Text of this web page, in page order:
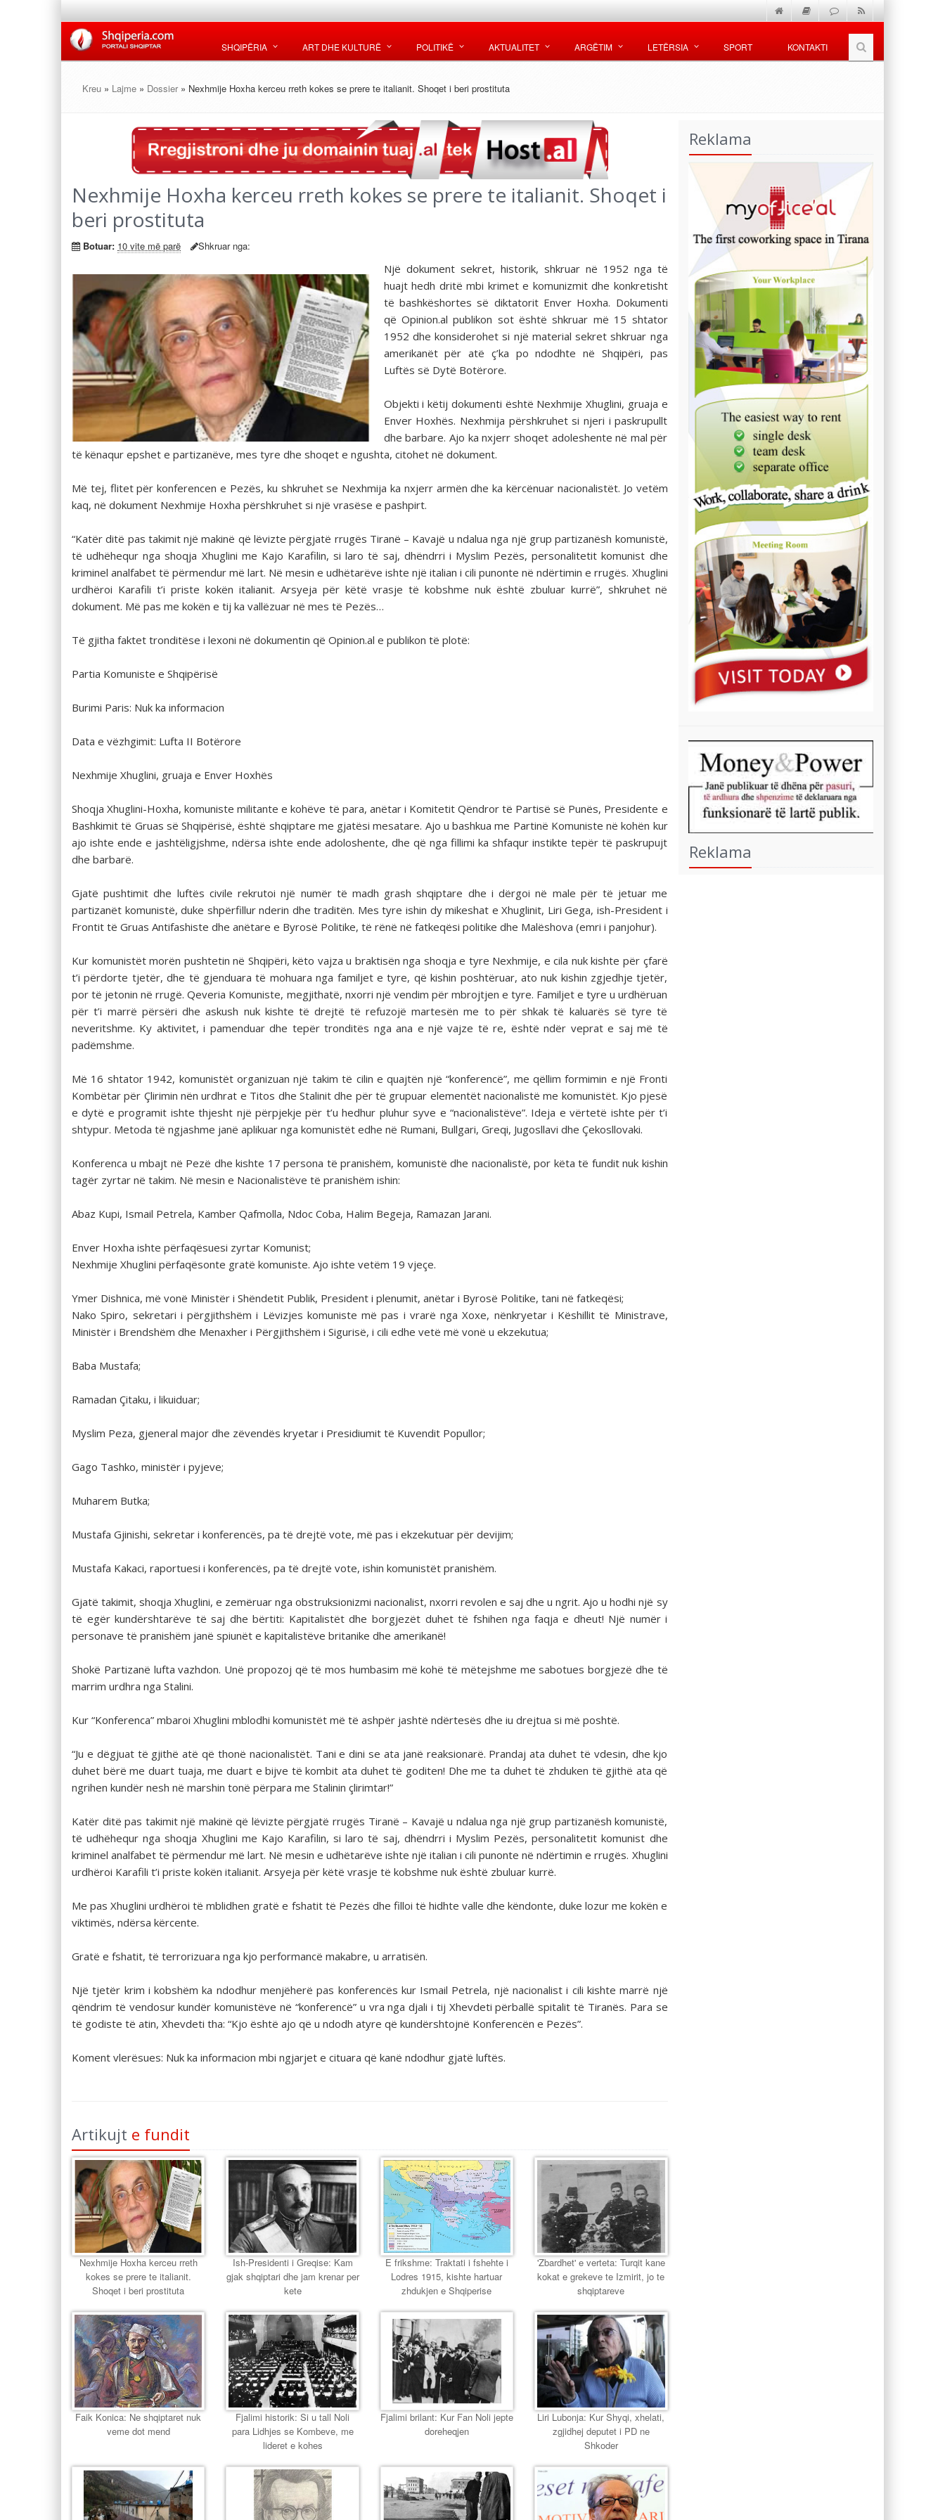
SHQIPËRIA ART DHE KULTURË POLITIKË AKTUALITET ARGËTIM LETËRSIA SPORT KONTAKTI
Kreu » Lajme » Dossier » Nexhmije Hoxha kerceu rreth kokes se prere te italianit. Shoqet i beri prostituta
Nexhmije Hoxha kerceu rreth kokes se prere te italianit. Shoqet i
beri prostituta
Botuar: 10 vite më parë Shkruar nga:
Një dokument sekret, historik, shkruar në 1952 nga të
huajt hedh dritë mbi krimet e komunizmit dhe konkretisht
të bashkëshortes së diktatorit Enver Hoxha. Dokumenti
që Opinion.al publikon sot është shkruar më 15 shtator
1952 dhe konsiderohet si një material sekret shkruar nga
amerikanët për atë ç’ka po ndodhte në Shqipëri, pas
Luftës së Dytë Botërore.
Objekti i këtij dokumenti është Nexhmije Xhuglini, gruaja e
Enver Hoxhës. Nexhmija përshkruhet si njeri i paskrupullt
dhe barbare. Ajo ka nxjerr shoqet adoleshente në mal për
të kënaqur epshet e partizanëve, mes tyre dhe shoqet e ngushta, citohet në dokument.
Më tej, flitet për konferencen e Pezës, ku shkruhet se Nexhmija ka nxjerr armën dhe ka kërcënuar nacionalistët. Jo vetëm
kaq, në dokument Nexhmije Hoxha përshkruhet si një vrasëse e pashpirt.
“Katër ditë pas takimit një makinë që lëvizte përgjatë rrugës Tiranë – Kavajë u ndalua nga një grup partizanësh komunistë,
të udhëhequr nga shoqja Xhuglini me Kajo Karafilin, si laro të saj, dhëndrri i Myslim Pezës, personalitetit komunist dhe
kriminel analfabet të përmendur më lart. Në mesin e udhëtarëve ishte një italian i cili punonte në ndërtimin e rrugës. Xhuglini
urdhëroi Karafili t’i priste kokën italianit. Arsyeja për këtë vrasje të kobshme nuk është zbuluar kurrë”, shkruhet në
dokument. Më pas me kokën e tij ka vallëzuar në mes të Pezës…
Të gjitha faktet tronditëse i lexoni në dokumentin që Opinion.al e publikon të plotë:
Partia Komuniste e Shqipërisë
Burimi Paris: Nuk ka informacion
Data e vëzhgimit: Lufta II Botërore
Nexhmije Xhuglini, gruaja e Enver Hoxhës
Shoqja Xhuglini-Hoxha, komuniste militante e kohëve të para, anëtar i Komitetit Qëndror të Partisë së Punës, Presidente e
Bashkimit të Gruas së Shqipërisë, është shqiptare me gjatësi mesatare. Ajo u bashkua me Partinë Komuniste në kohën kur
ajo ishte ende e jashtëligjshme, ndërsa ishte ende adoloshente, dhe që nga fillimi ka shfaqur instikte tepër të paskrupujt
dhe barbarë.
Gjatë pushtimit dhe luftës civile rekrutoi një numër të madh grash shqiptare dhe i dërgoi në male për të jetuar me
partizanët komunistë, duke shpërfillur nderin dhe traditën. Mes tyre ishin dy mikeshat e Xhuglinit, Liri Gega, ish-President i
Frontit të Gruas Antifashiste dhe anëtare e Byrosë Politike, të rënë në fatkeqësi politike dhe Malëshova (emri i panjohur).
Kur komunistët morën pushtetin në Shqipëri, këto vajza u braktisën nga shoqja e tyre Nexhmije, e cila nuk kishte për çfarë
t’i përdorte tjetër, dhe të gjenduara të mohuara nga familjet e tyre, që kishin poshtëruar, ato nuk kishin zgjedhje tjetër,
por të jetonin në rrugë. Qeveria Komuniste, megjithatë, nxorri një vendim për mbrojtjen e tyre. Familjet e tyre u urdhëruan
për t’i marrë përsëri dhe askush nuk kishte të drejtë të refuzojë martesën me to për shkak të kaluarës së tyre të
neveritshme. Ky aktivitet, i pamenduar dhe tepër tronditës nga ana e një vajze të re, është ndër veprat e saj më të
padëmshme.
Më 16 shtator 1942, komunistët organizuan një takim të cilin e quajtën një “konferencë”, me qëllim formimin e një Fronti
Kombëtar për Çlirimin nën urdhrat e Titos dhe Stalinit dhe për të grupuar elementët nacionalistë me komunistët. Kjo pjesë
e dytë e programit ishte thjesht një përpjekje për t’u hedhur pluhur syve e “nacionalistëve”. Ideja e vërtetë ishte për t’i
shtypur. Metoda të ngjashme janë aplikuar nga komunistët edhe në Rumani, Bullgari, Greqi, Jugosllavi dhe Çekosllovaki.
Konferenca u mbajt në Pezë dhe kishte 17 persona të pranishëm, komunistë dhe nacionalistë, por këta të fundit nuk kishin
tagër zyrtar në takim. Në mesin e Nacionalistëve të pranishëm ishin:
Abaz Kupi, Ismail Petrela, Kamber Qafmolla, Ndoc Coba, Halim Begeja, Ramazan Jarani.
Enver Hoxha ishte përfaqësuesi zyrtar Komunist;
Nexhmije Xhuglini përfaqësonte gratë komuniste. Ajo ishte vetëm 19 vjeçe.
Ymer Dishnica, më vonë Ministër i Shëndetit Publik, President i plenumit, anëtar i Byrosë Politike, tani në fatkeqësi;
Nako Spiro, sekretari i përgjithshëm i Lëvizjes komuniste më pas i vrarë nga Xoxe, nënkryetar i Këshillit të Ministrave,
Ministër i Brendshëm dhe Menaxher i Përgjithshëm i Sigurisë, i cili edhe vetë më vonë u ekzekutua;
Baba Mustafa;
Ramadan Çitaku, i likuiduar;
Myslim Peza, gjeneral major dhe zëvendës kryetar i Presidiumit të Kuvendit Popullor;
Gago Tashko, ministër i pyjeve;
Muharem Butka;
Mustafa Gjinishi, sekretar i konferencës, pa të drejtë vote, më pas i ekzekutuar për devijim;
Mustafa Kakaci, raportuesi i konferencës, pa të drejtë vote, ishin komunistët pranishëm.
Gjatë takimit, shoqja Xhuglini, e zemëruar nga obstruksionizmi nacionalist, nxorri revolen e saj dhe u ngrit. Ajo u hodhi një sy
të egër kundërshtarëve të saj dhe bërtiti: Kapitalistët dhe borgjezët duhet të fshihen nga faqja e dheut! Një numër i
personave të pranishëm janë spiunët e kapitalistëve britanike dhe amerikanë!
Shokë Partizanë lufta vazhdon. Unë propozoj që të mos humbasim më kohë të mëtejshme me sabotues borgjezë dhe të
marrim urdhra nga Stalini.
Kur “Konferenca” mbaroi Xhuglini mblodhi komunistët më të ashpër jashtë ndërtesës dhe iu drejtua si më poshtë.
“Ju e dëgjuat të gjithë atë që thonë nacionalistët. Tani e dini se ata janë reaksionarë. Prandaj ata duhet të vdesin, dhe kjo
duhet bërë me duart tuaja, me duart e bijve të kombit ata duhet të goditen! Dhe me ta duhet të zhduken të gjithë ata që
ngrihen kundër nesh në marshin tonë përpara me Stalinin çlirimtar!”
Katër ditë pas takimit një makinë që lëvizte përgjatë rrugës Tiranë – Kavajë u ndalua nga një grup partizanësh komunistë,
të udhëhequr nga shoqja Xhuglini me Kajo Karafilin, si laro të saj, dhëndrri i Myslim Pezës, personalitetit komunist dhe
kriminel analfabet të përmendur më lart. Në mesin e udhëtarëve ishte një italian i cili punonte në ndërtimin e rrugës. Xhuglini
urdhëroi Karafili t’i priste kokën italianit. Arsyeja për këtë vrasje të kobshme nuk është zbuluar kurrë.
Me pas Xhuglini urdhëroi të mblidhen gratë e fshatit të Pezës dhe filloi të hidhte valle dhe këndonte, duke lozur me kokën e
viktimës, ndërsa kërcente.
Gratë e fshatit, të terrorizuara nga kjo performancë makabre, u arratisën.
Një tjetër krim i kobshëm ka ndodhur menjëherë pas konferencës kur Ismail Petrela, një nacionalist i cili kishte marrë një
qëndrim të vendosur kundër komunistëve në “konferencë” u vra nga djali i tij Xhevdeti përballë spitalit të Tiranës. Para se
të godiste të atin, Xhevdeti tha: “Kjo është ajo që u ndodh atyre që kundërshtojnë Konferencën e Pezës”.
Koment vlerësues: Nuk ka informacion mbi ngjarjet e cituara që kanë ndodhur gjatë luftës.
Artikujt e fundit
Nexhmije Hoxha kerceu rreth
kokes se prere te italianit.
Shoqet i beri prostituta
Ish-Presidenti i Greqise: Kam
gjak shqiptari dhe jam krenar per
kete
E frikshme: Traktati i fshehte i
Lodres 1915, kishte hartuar
zhdukjen e Shqiperise
'Zbardhet' e verteta: Turqit kane
kokat e grekeve te Izmirit, jo te
shqiptareve
Faik Konica: Ne shqiptaret nuk
veme dot mend
Fjalimi historik: Si u tall Noli
para Lidhjes se Kombeve, me
lideret e kohes
Fjalimi brilant: Kur Fan Noli jepte
doreheqjen
Liri Lubonja: Kur Shyqi, xhelati,
zgjidhej deputet i PD ne
Shkoder
Reklama
Reklama